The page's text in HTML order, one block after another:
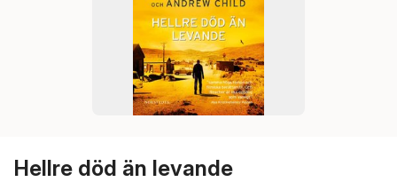
Hellre död än levande